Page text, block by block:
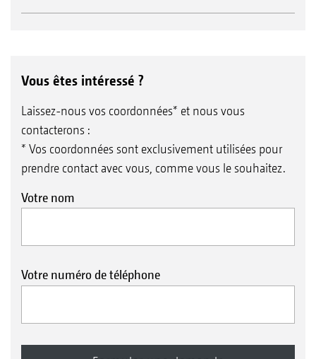
Vous êtes intéressé ?
Laissez-nous vos coordonnées* et nous vous
contacterons :
* Vos coordonnées sont exclusivement utilisées pour
prendre contact avec vous, comme vous le souhaitez.
Votre nom
Votre numéro de téléphone